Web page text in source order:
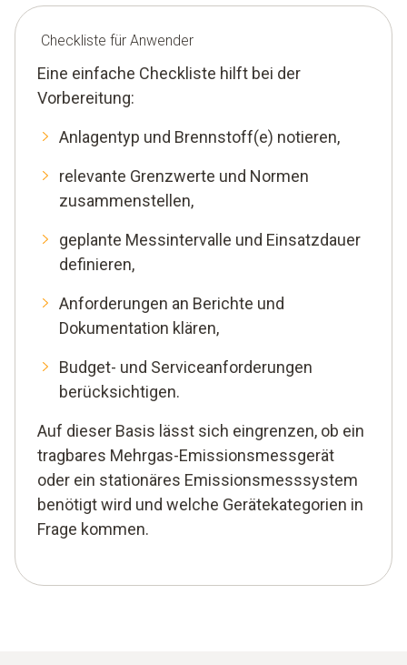
Checkliste für Anwender
Eine einfache Checkliste hilft bei der
Vorbereitung:
Anlagentyp und Brennstoff(e) notieren,
relevante Grenzwerte und Normen
zusammenstellen,
geplante Messintervalle und Einsatzdauer
definieren,
Anforderungen an Berichte und
Dokumentation klären,
Budget- und Serviceanforderungen
berücksichtigen.
Auf dieser Basis lässt sich eingrenzen, ob ein
tragbares Mehrgas-Emissionsmessgerät
oder ein stationäres Emissionsmesssystem
benötigt wird und welche Gerätekategorien in
Frage kommen.